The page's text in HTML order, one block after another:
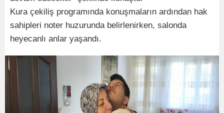
Kura çekiliş programında konuşmaların ardından hak
sahipleri noter huzurunda belirlenirken, salonda
heyecanlı anlar yaşandı.